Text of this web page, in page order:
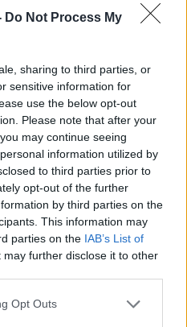
Do Not Process My
sharing to third parties, or
sensitive information for
use the below opt-out
Please note that after your
may continue seeing
information utilized by
to third parties prior to
opt-out of the further
by third parties on the
This information may
parties on the IAB’s List of
may further disclose it to other
Opt Outs
contra la
Auxilios
Caribe
Chocolate